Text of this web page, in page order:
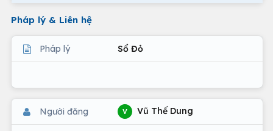
Pháp lý & Liên hệ
Pháp lý Sổ Đỏ
Người đăng V Vũ Thế Dung